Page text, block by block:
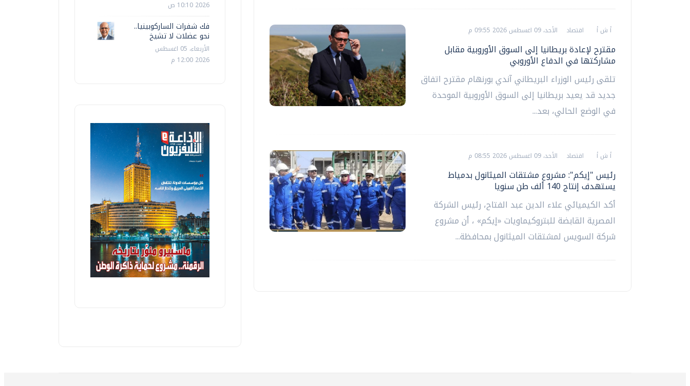
أ ش أ اقتصاد الأحد، 09 اغسطس 2026 09:55 م
مقترح لإعادة بريطانيا إلى السوق الأوروبية مقابل
مشاركتها في الدفاع الأوروبي
تلقى رئيس الوزراء البريطاني آندي بورنهام مقترح اتفاق
جديد قد يعيد بريطانيا إلى السوق الأوروبية الموحدة
في الوضع الحالي، بعد...
أ ش أ اقتصاد الأحد، 09 اغسطس 2026 08:55 م
رئيس "إيكم": مشروع مشتقات الميثانول بدمياط
يستهدف إنتاج 140 ألف طن سنويا
أكد الكيميائي علاء الدين عبد الفتاح، رئيس الشركة
المصرية القابضة للبتروكيماويات «إيكم» ، أن مشروع
شركة السويس لمشتقات الميثانول بمحافظة...
2026 10:10 ص
فك شفرات الساركوبينيا..
نحو عضلات لا تشيخ
الأربعاء، 05 اغسطس
2026 12:00 م